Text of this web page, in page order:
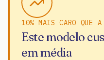
10% MAIS CARO QUE
Este modelo
em média